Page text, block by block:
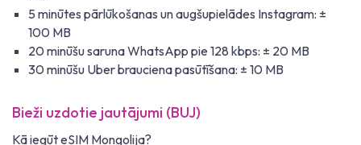
5 minūtes pārlūkošanas un augšupielādes Instagram: ±
100 MB
20 minūšu saruna WhatsApp pie 128 kbps: ± 20 MB
30 minūšu Uber brauciena pasūtīšana: ± 10 MB
Bieži uzdotie jautājumi (BUJ)
Kā iegūt eSIM Mongolija?